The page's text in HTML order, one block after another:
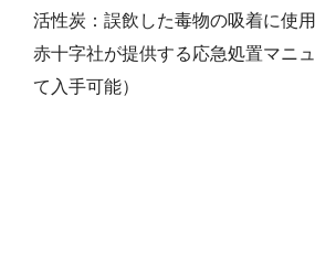
活性炭：誤飲した毒物の吸着に使用
赤十字社が提供する応急処置マニ
て入手可能）